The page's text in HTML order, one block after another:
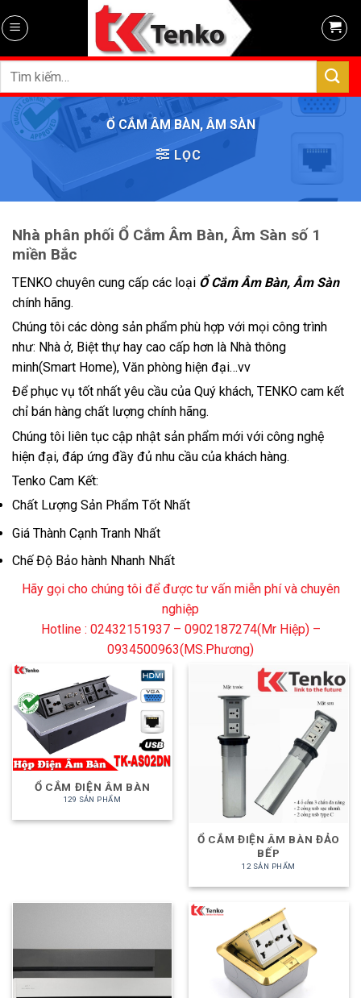
to
Tìm
Ổ CẮM ÂM BÀN, ÂM SÀN
LỌC
Nhà phân phối Ổ Cắm Âm Bàn, Âm Sàn số 1
miền Bắc
TENKO chuyên cung cấp các loại Ổ Cắm Âm Bàn, Âm Sàn
chính hãng.
Chúng tôi các dòng sản phẩm phù hợp với mọi công trình
như: Nhà ở, Biệt thự hay cao cấp hơn là Nhà thông
minh(Smart Home), Văn phòng hiện đại…vv
Để phục vụ tốt nhất yêu cầu của Quý khách, TENKO cam kết
chỉ bán hàng chất lượng chính hãng.
Chúng tôi liên tục cập nhật sản phẩm mới với công nghệ
hiện đại, đáp ứng đầy đủ nhu cầu của khách hàng.
Tenko Cam Kết:
Chất Lượng Sản Phẩm Tốt Nhất
Giá Thành Cạnh Tranh Nhất
Chế Độ Bảo hành Nhanh Nhất
Hãy gọi cho chúng tôi để được tư vấn miễn phí và chuyên
nghiệp
Hotline : 02432151937 – 0902187274(Mr Hiệp) –
0934500963(MS.Phương)
Ổ CẮM ĐIỆN ÂM BÀN
129 SẢN PHẨM
Ổ CẮM ĐIỆN ÂM BÀN ĐẢO
BẾP
12 SẢN PHẨM